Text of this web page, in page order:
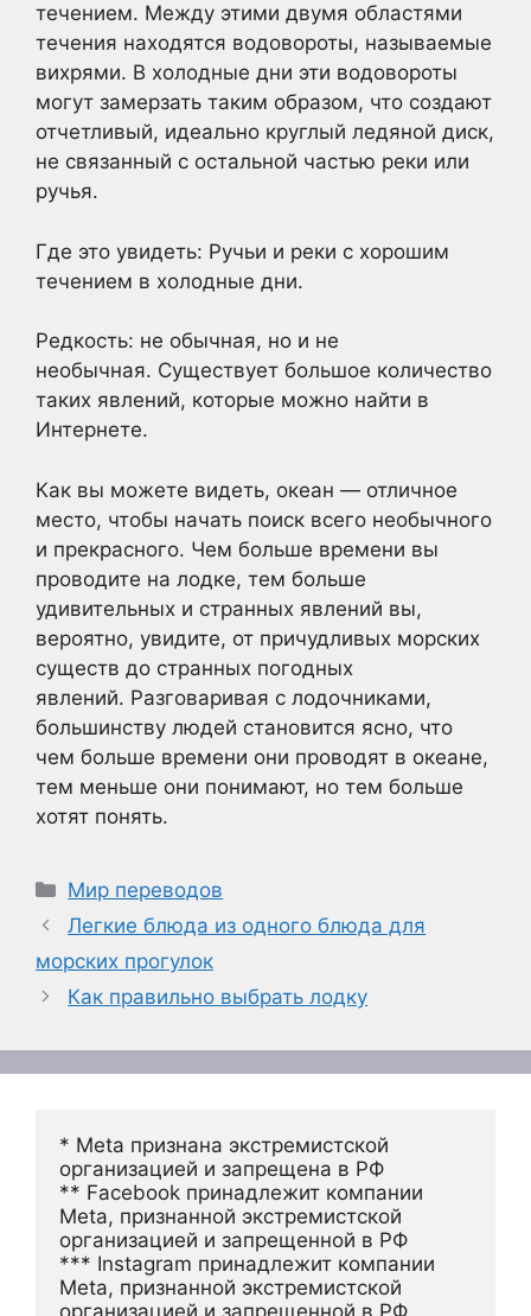
течением. Между этими двумя областями
течения находятся водовороты, называемые
вихрями. В холодные дни эти водовороты
могут замерзать таким образом, что создают
отчетливый, идеально круглый ледяной диск,
не связанный с остальной частью реки или
ручья.
Где это увидеть: Ручьи и реки с хорошим
течением в холодные дни.
Редкость: не обычная, но и не
необычная. Существует большое количество
таких явлений, которые можно найти в
Интернете.
Как вы можете видеть, океан — отличное
место, чтобы начать поиск всего необычного
и прекрасного. Чем больше времени вы
проводите на лодке, тем больше
удивительных и странных явлений вы,
вероятно, увидите, от причудливых морских
существ до странных погодных
явлений. Разговаривая с лодочниками,
большинству людей становится ясно, что
чем больше времени они проводят в океане,
тем меньше они понимают, но тем больше
хотят понять.
Рубрики
Мир переводов
Легкие блюда из одного блюда для
морских прогулок
Как правильно выбрать лодку
* Meta признана экстремистской
организацией и запрещена в РФ
** Facebook принадлежит компании
Meta, признанной экстремистской
организацией и запрещенной в РФ
*** Instagram принадлежит компании
Meta, признанной экстремистской
организацией и запрещенной в РФ